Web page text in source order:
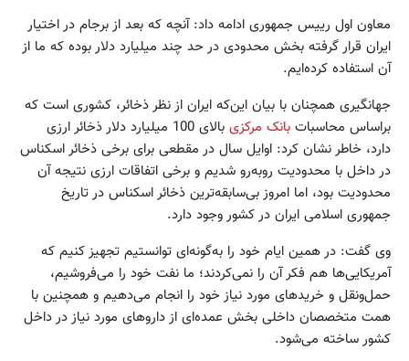
معاون اول رییس جمهوری ادامه داد: آنچه که بعد از برجام در اختیار
ایران قرار گرفته بخش محدودی در حد چند میلیارد دلار بوده که ما از
آن استفاده کرده‌ایم.
جهانگیری همچنان با بیان این‌که ایران از نظر ذخائر، کشوری است که
براساس محاسبات بانک مرکزی
بالای 100 میلیارد دلار ذخائر ارزی
دارد، خاطر نشان کرد: اوایل سال در مقطعی برای برخی ذخائر اسکناس
در داخل با محدودیت روبه‌رو شدیم و برخی اتفاقات ارزی نتیجه آن
محدودیت بود، اما امروز بی‌سابقه‌ترین ذخائر اسکناس در تاریخ
جمهوری اسلامی ایران در کشور وجود دارد.
وی گفت: در همین ایام خود را به‌گونه‌ای توانستیم تجهیز کنیم که
آمریکایی‌ها هم فکر آن را نمی‌کردند؛ ما نفت خود را می‌فروشیم،
حمل‌ونقل و خریدهای مورد نیاز خود را انجام می‌دهیم و همچنین با
همت متخصصان داخلی بخش عمده‌ای از داروهای مورد نیاز در داخل
کشور ساخته می‌شود.